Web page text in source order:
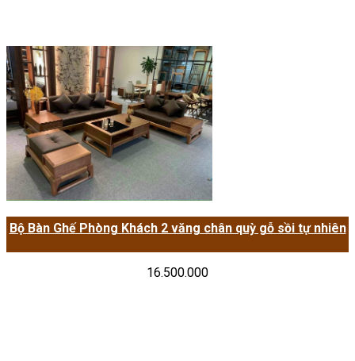
Bộ Bàn Ghế Phòng Khách 2 văng chân quỳ gỗ sồi tự nhiên
16.500.000